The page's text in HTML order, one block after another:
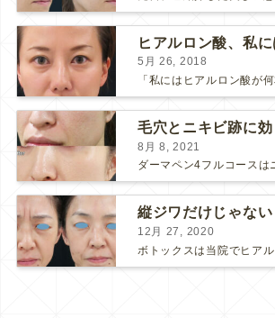
5月 26, 2018
8月 8, 2021
12月 27, 2020